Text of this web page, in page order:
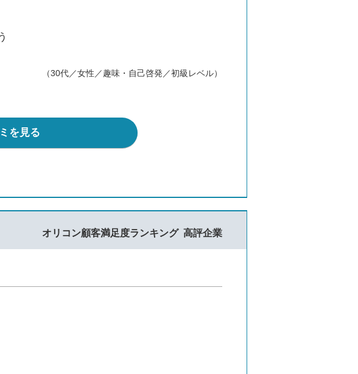
（30代／女性／趣味・自己啓発／初級レベル）
を見る
オリコン顧客満足度ランキング 高評企業